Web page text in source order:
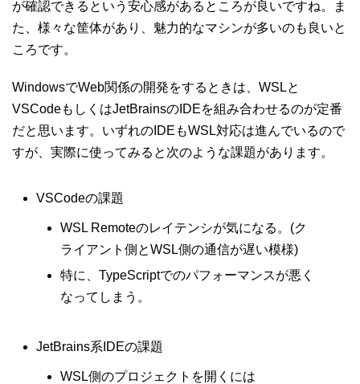
が確認できるという安心感があるところが良いですね。ま
た、様々な筐体があり、魅力的なマシンが多いのも良いと
ころです。
WindowsでWeb関係の開発をするときは、WSLと
VSCodeもしくはJetBrainsのIDEを組み合わせるのが定番
だと思います。いずれのIDEもWSL対応は進んでいるので
すが、実際に使ってみると次のような課題があります。
VSCodeの課題
WSL Remoteのレイテンシが気になる。(ク
ライアント側とWSL側の通信が遅い模様)
特に、TypeScriptでのパフォーマンスが悪く
なってしまう。
JetBrains系IDEの課題
WSL側のプロジェクトを開くには